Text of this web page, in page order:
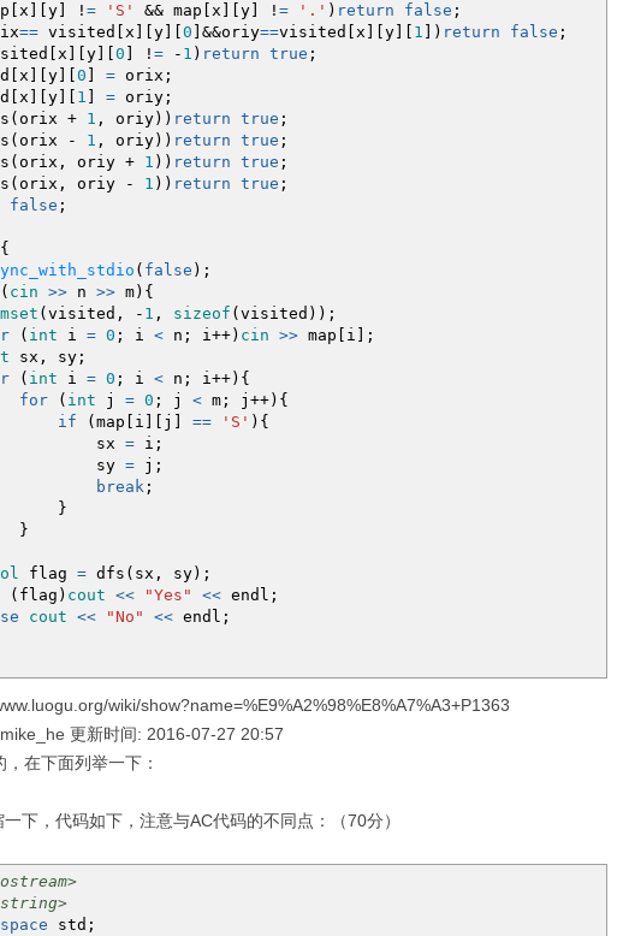
x y ! = 'S' && map x y ! = '.' ) return false ;
== visited x y 0 &&oriy==visited x y 1 ) return false ;
x y 0 ! = - 1 ) return true ;
x y 0 = orix ;
x y 1 = oriy ;
( orix + 1 , oriy) ) return true ;
( orix - 1 , oriy) ) return true ;
( orix, oriy + 1 ) ) return true ;
( orix, oriy - 1 ) ) return true ;
false ;
{
( false ) ;
( cin >> n >> m) {
( visited, - 1 , sizeof ( visited ) ) ;
( int i = 0 ; i < n ; i++) cin >> map i
;
sx, sy ;
( int i = 0 ; i < n ; i++) {
for
( int j = 0 ; j < m ; j ++) {
if
( map i j == 'S' ) {
= i ;
= j ;
break ;
}
}
flag = dfs ( sx, sy) ;
( flag ) cout << "Yes" << endl ;
cout << "No" << endl ;
wiki/show?name=%E9%A2%98%E8%A7%A3+P1363
更新时间: 2016-07-27 20:57
在下面列举一下：
下，代码如下，注意与AC代码的不同点：（70分）
std ;